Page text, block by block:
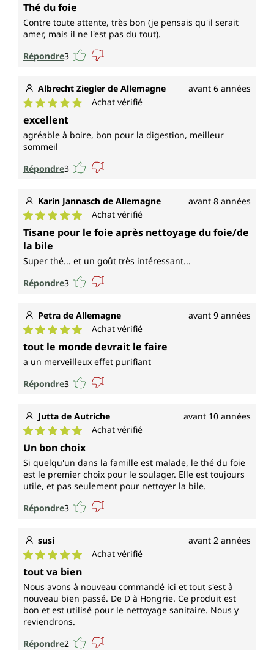
Thé du foie
Contre toute attente, très bon (je pensais qu'il serait
amer, mais il ne l'est pas du tout).
Répondre3
Albrecht Ziegler de Allemagne avant 6 années
Note moyenne de 5 sur 5 étoiles
Achat vérifié
excellent
agréable à boire, bon pour la digestion, meilleur
sommeil
Répondre3
Karin Jannasch de Allemagne avant 8 années
Note moyenne de 5 sur 5 étoiles
Achat vérifié
Tisane pour le foie après nettoyage du foie/de
la bile
Super thé... et un goût très intéressant...
Répondre3
Petra de Allemagne avant 9 années
Note moyenne de 5 sur 5 étoiles
Achat vérifié
tout le monde devrait le faire
a un merveilleux effet purifiant
Répondre3
Jutta de Autriche avant 10 années
Note moyenne de 5 sur 5 étoiles
Achat vérifié
Un bon choix
Si quelqu'un dans la famille est malade, le thé du foie
est le premier choix pour le soulager. Elle est toujours
utile, et pas seulement pour nettoyer la bile.
Répondre3
susi avant 2 années
Note moyenne de 5 sur 5 étoiles
Achat vérifié
tout va bien
Nous avons à nouveau commandé ici et tout s'est à
nouveau bien passé. De D à Hongrie. Ce produit est
bon et est utilisé pour le nettoyage sanitaire. Nous y
reviendrons.
Répondre2